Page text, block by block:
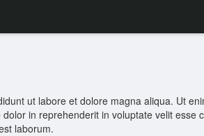
ut labore et dolore magna aliqua. Ut
in reprehenderit in voluptate velit esse
laborum.